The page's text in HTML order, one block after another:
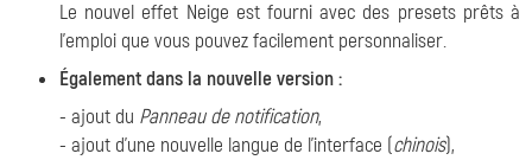
Le nouvel effet Neige est fourni avec des presets prêts à
l'emploi que vous pouvez facilement personnaliser.
Également dans la nouvelle version :
- ajout du Panneau de notification,
- ajout d'une nouvelle langue de l'interface (chinois),